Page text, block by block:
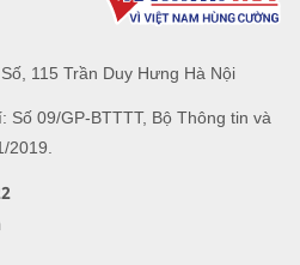
115 Trần Duy Hưng Hà Nội
Số 09/GP-BTTTT, Bộ Thông tin và
2019.